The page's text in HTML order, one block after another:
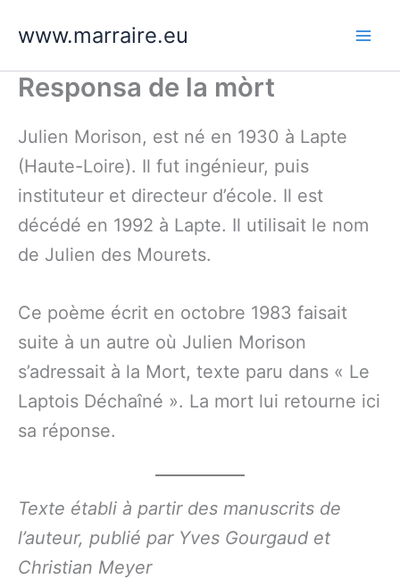
www.marraire.eu
Responsa de la mòrt
Julien Morison, est né en 1930 à Lapte
(Haute-Loire). Il fut ingénieur, puis
instituteur et directeur d’école. Il est
décédé en 1992 à Lapte. Il utilisait le nom
de Julien des Mourets.
Ce poème écrit en octobre 1983 faisait
suite à un autre où Julien Morison
s’adressait à la Mort, texte paru dans « Le
Laptois Déchaîné ». La mort lui retourne ici
sa réponse.
Texte établi à partir des manuscrits de
l’auteur, publié par Yves Gourgaud et
Christian Meyer